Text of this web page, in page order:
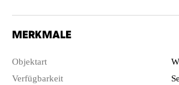
MERKMALE
Objektart
Verfügbarkeit